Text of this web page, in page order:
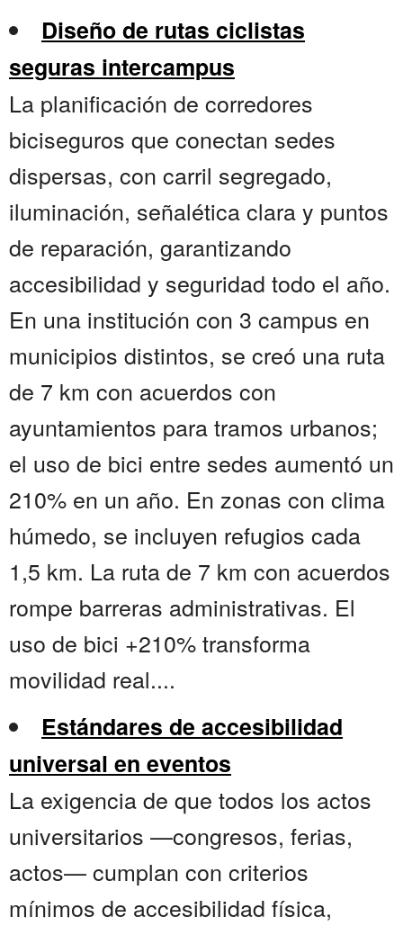
Diseño de rutas ciclistas
seguras intercampus
La planificación de corredores
biciseguros que conectan sedes
dispersas, con carril segregado,
iluminación, señalética clara y puntos
de reparación, garantizando
accesibilidad y seguridad todo el año.
En una institución con 3 campus en
municipios distintos, se creó una ruta
de 7 km con acuerdos con
ayuntamientos para tramos urbanos;
el uso de bici entre sedes aumentó un
210% en un año. En zonas con clima
húmedo, se incluyen refugios cada
1,5 km. La ruta de 7 km con acuerdos
rompe barreras administrativas. El
uso de bici +210% transforma
movilidad real....
Estándares de accesibilidad
universal en eventos
La exigencia de que todos los actos
universitarios —congresos, ferias,
actos— cumplan con criterios
mínimos de accesibilidad física,